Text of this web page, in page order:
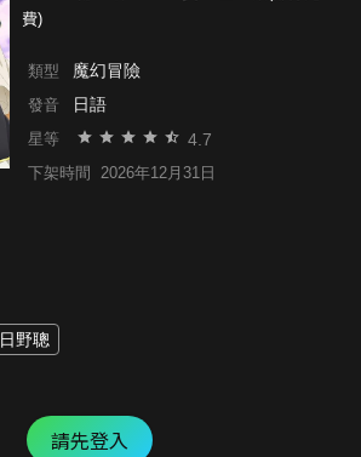
費)
類型 魔幻冒險
發音 日語
星等 4.7
下架時間 2026年12月31日
日野聰
請先登入